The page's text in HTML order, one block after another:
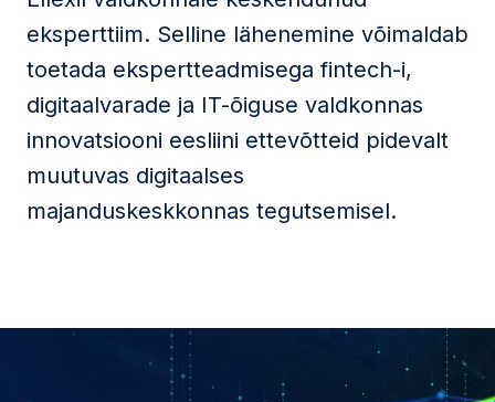
eksperttiim. Selline lähenemine võimaldab
toetada ekspertteadmisega fintech-i,
digitaalvarade ja IT-õiguse valdkonnas
innovatsiooni eesliini ettevõtteid pidevalt
muutuvas digitaalses
majanduskeskkonnas tegutsemisel.